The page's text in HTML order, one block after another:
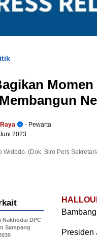
- Pewarta
2023
Widodo. (Dok. Biro Pers
Presiden
Nakhodai DPC
Sampang